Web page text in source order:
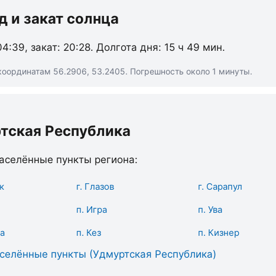
и закат солнца
закат: 20:28. Долгота дня: 15 ч 49 мин.
56.2906, 53.2405. Погрешность около 1 минуты.
Республика
пункты региона:
г. Глазов г. Сарапул
п. Игра п. Ува
п. Кез п. Кизнер
пункты (Удмуртская Республика)